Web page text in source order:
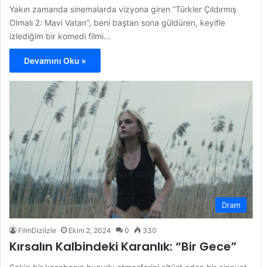
Yakın zamanda sinemalarda vizyona giren “Türkler Çıldırmış
Olmalı 2: Mavi Vatan”, beni baştan sona güldüren, keyifle
izlediğim bir komedi filmi…
Devamını Oku »
Dram
FilmDiziİzle Ekim 2, 2024 0 330
Kırsalın Kalbindeki Karanlık: “Bir Gece”